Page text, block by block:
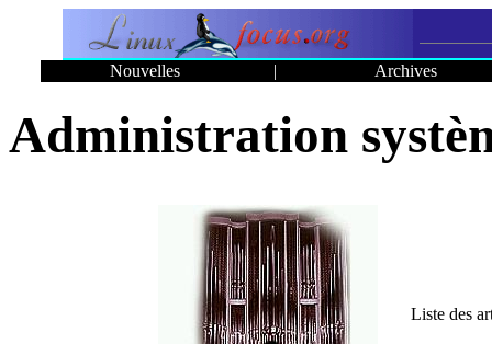
Nouvelles | Archives
Administration
Liste des